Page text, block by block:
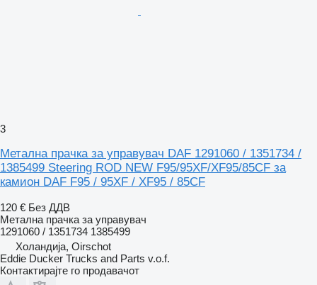
3
Метална прачка за управувач DAF 1291060 / 1351734 /
1385499 Steering ROD NEW F95/95XF/XF95/85CF за
камион DAF F95 / 95XF / XF95 / 85CF
120 € Без ДДВ
Метална прачка за управувач
1291060 / 1351734 1385499
Холандија, Oirschot
Eddie Ducker Trucks and Parts v.o.f.
Контактирајте го продавачот